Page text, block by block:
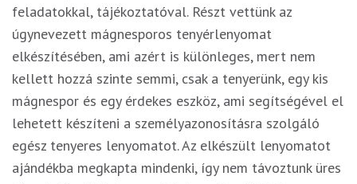
feladatokkal, tájékoztatóval. Részt vettünk az
úgynevezett mágnesporos tenyérlenyomat
elkészítésében, ami azért is különleges, mert nem
kellett hozzá szinte semmi, csak a tenyerünk, egy kis
mágnespor és egy érdekes eszköz, ami segítségével el
lehetett készíteni a személyazonosításra szolgáló
egész tenyeres lenyomatot. Az elkészült lenyomatot
ajándékba megkapta mindenki, így nem távoztunk üres